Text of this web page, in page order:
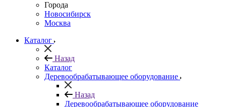
Города
Новосибирск
Москва
Каталог
Назад
Каталог
Деревообрабатывающее оборудование
Назад
Деревообрабатывающее оборудование